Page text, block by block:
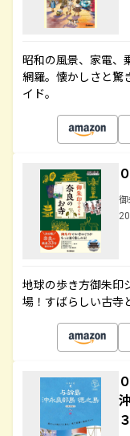
昭和の風景、家電、
網羅。懐かしさと驚
イド。
地球の歩き方御朱印
場！すばらしい古寺